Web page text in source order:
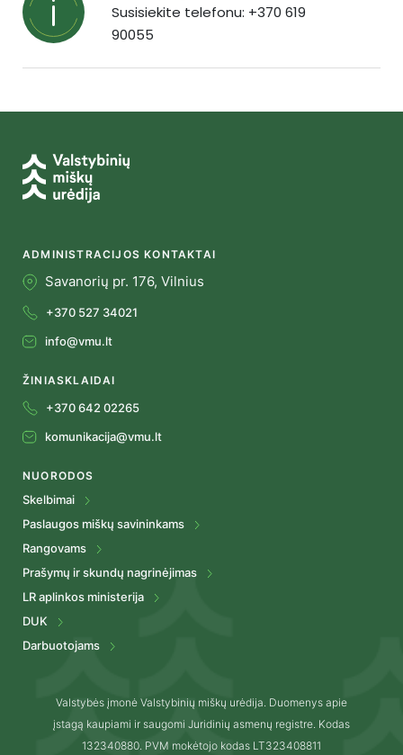
Susisiekite telefonu: +370 619
90055
ADMINISTRACIJOS KONTAKTAI
Savanorių pr. 176, Vilnius
+370 527 34021
info@vmu.lt
ŽINIASKLAIDAI
+370 642 02265
komunikacija@vmu.lt
NUORODOS
Skelbimai
Paslaugos miškų savininkams
Rangovams
Prašymų ir skundų nagrinėjimas
LR aplinkos ministerija
DUK
Darbuotojams
Valstybės įmonė Valstybinių miškų urėdija. Duomenys apie
įstagą kaupiami ir saugomi Juridinių asmenų registre. Kodas
132340880. PVM mokėtojo kodas LT323408811